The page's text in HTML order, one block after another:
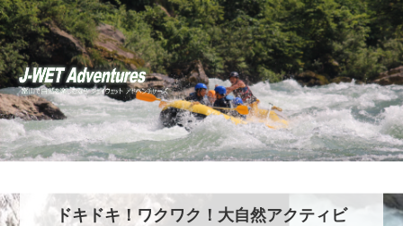
ドキドキ！ワクワク！大自然アクティビ